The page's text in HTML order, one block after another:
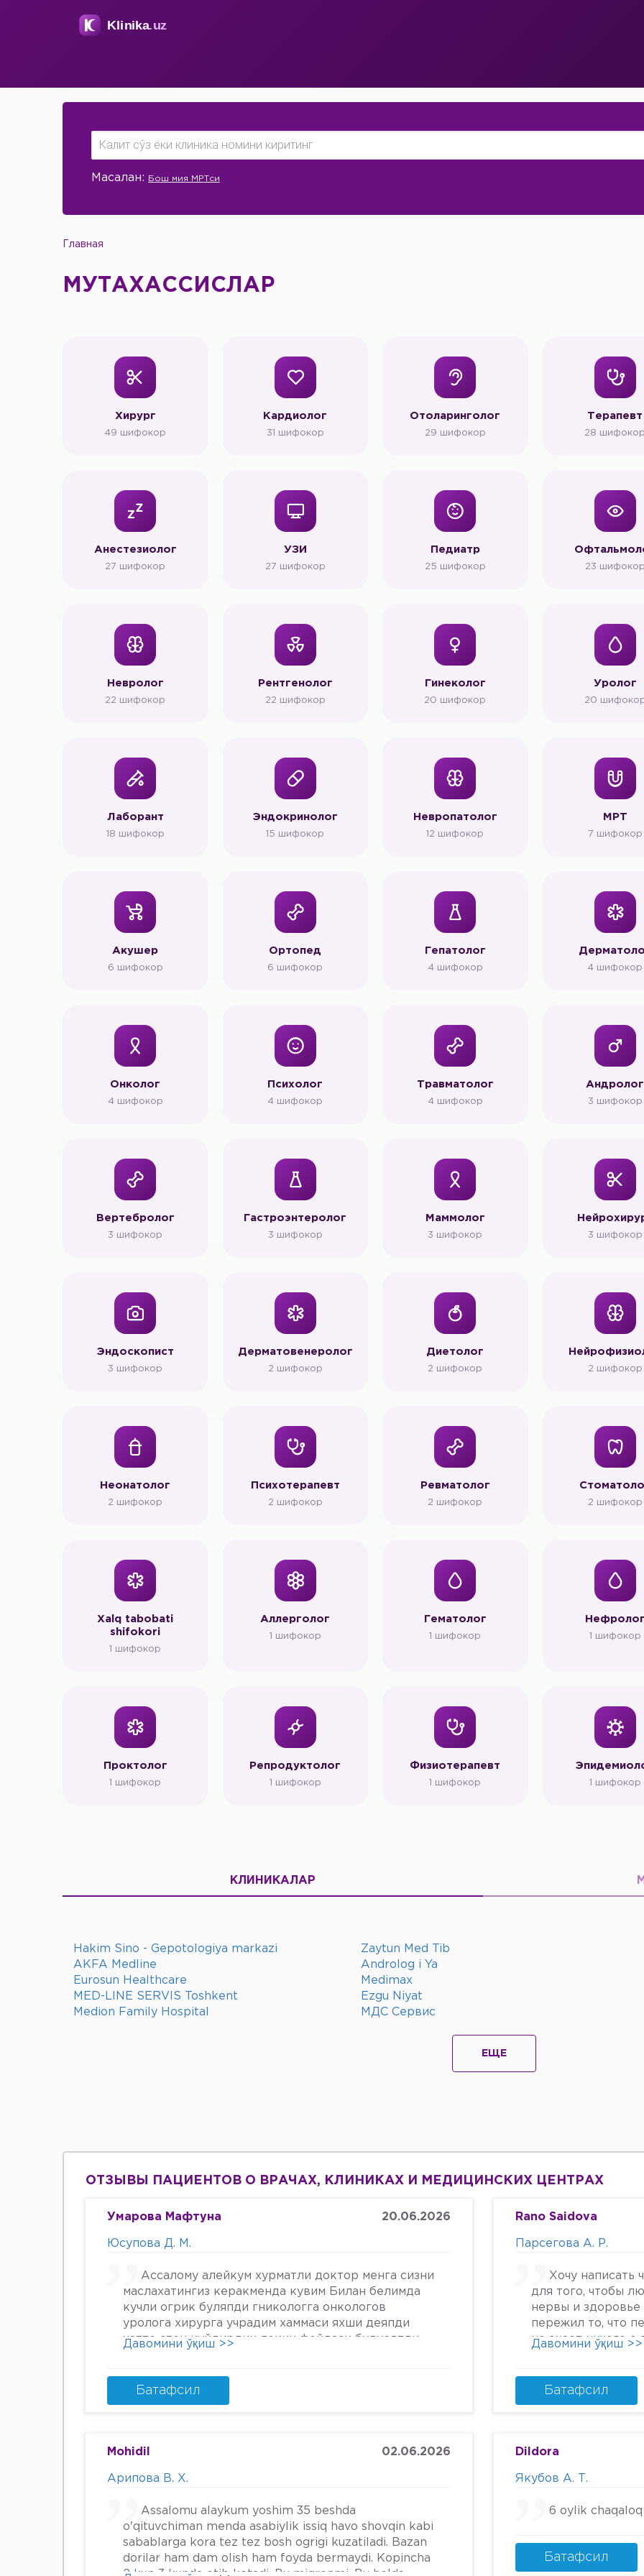
Масалан: Бош мия МРТси
Главная
МУТАХАССИСЛАР
Хирург
49 шифокор
Кардиолог
31 шифокор
Отоларинголог
29 шифокор
Терапевт
28
Анестезиолог
27 шифокор
УЗИ
27 шифокор
Педиатр
25 шифокор 23
Невролог
22 шифокор
Рентгенолог
22 шифокор
Гинеколог
20 шифокор
Уролог
20
Лаборант
18 шифокор
Эндокринолог
15 шифокор
Невропатолог
12 шифокор
МРТ
7 шифокор
Акушер
6 шифокор
Ортопед
6 шифокор
Гепатолог
4 шифокор 4 шифокор
Онколог
4 шифокор
Психолог
4 шифокор
Травматолог
4 шифокор
Андролог
3 шифокор
Вертебролог
3 шифокор
Гастроэнтеролог
3 шифокор
Маммолог
3 шифокор 3 шифокор
Эндоскопист
3 шифокор
Дерматовенеролог
2 шифокор
Диетолог
2 шифокор 2 шифокор
Неонатолог
2 шифокор
Психотерапевт
2 шифокор
Ревматолог
2 шифокор 2 шифокор
Xalq tabobati
shifokori
1 шифокор
Аллерголог
1 шифокор
Гематолог
1 шифокор 1 шифокор
Проктолог
1 шифокор
Репродуктолог
1 шифокор
Физиотерапевт
1 шифокор 1 шифокор
КЛИНИКАЛАР
Hakim Sino - Gepotologiya markazi
Zaytun Med Tib
AKFA Medline
Androlog i Ya
Eurosun Healthcare
Medimax
MED-LINE SERVIS Toshkent
Ezgu Niyat
Medion Family Hospital
МДС Сервис
ЕЩЕ
ОТЗЫВЫ ПАЦИЕНТОВ О ВРАЧАХ, КЛИНИКАХ И МЕДИЦИНСКИХ ЦЕНТРАХ
Умарова Мафтуна 20.06.2026
Юсупова Д. М.
Ассалому алейкум хурматли доктор менга сизни
маслахатингиз керакменда кувим Билан белимда
кучли огрик буляпди гникологга онкологов
уролога хирурга учрадим хаммаси яхши деяпди
хатто стен куйдирдик лекин фойдаси булмаяпди
Энди Нима килшини билмай колдим ердам Беринг
34га кирдим 3та фарзанди бор хурмат Билан
Давомини ўқиш >>
Батафсил
Rano Saidova
Парсегова А. Р.
Хочу написать
для того, чтобы
нервы и здоровье
пережил то, что
не знает ничего
идите.Я не
может так
кресле и грубом
30 она выносит
писать не буду.
ней столько
обычную
Давомини ўқиш >>
Батафсил
Mohidil 02.06.2026
Арипова В. Х.
Assalomu alaykum yoshim 35 beshda
o'qituvchiman menda asabiylik issiq havo shovqin kabi
sabablarga kora tez tez bosh ogrigi kuzatiladi. Bazan
dorilar ham dam olish ham foyda bermaydi. Kopincha
Dildora
Якубов А. Т.
6 oylik
Батафсил